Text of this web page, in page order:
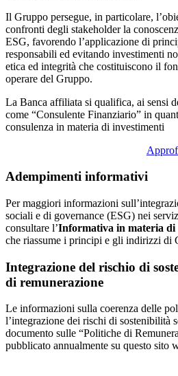
Il Gruppo persegue, in particolare,
confronti degli stakeholder la
ESG, favorendo l’applicazione di
responsabili ed evitando investimenti
etica ed integrità che costituiscono il
operare del Gruppo.
La Banca affiliata si qualifica, ai sensi
come “Consulente Finanziario” in
consulenza in materia di investimenti
Adempimenti informativi
Per maggiori informazioni
sociali e di governance (ESG) nei
consultare l’Informativa in materia di
che riassume i principi e gli indirizzi di
Integrazione del rischio di
di remunerazione
Le informazioni sulla coerenza delle
l’integrazione dei rischi di sostenibilità
documento sulle “Politiche di
pubblicato annualmente su questo sito